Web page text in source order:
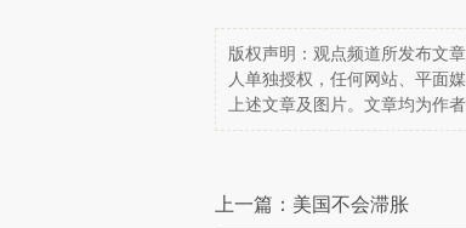
版权声明：观点频道所发布文
人单独授权，任何网站、平面
上述文章及图片。文章均为作
上一篇：美国不会滞胀